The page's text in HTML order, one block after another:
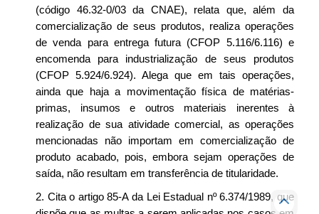
(código 46.32-0/03 da CNAE), relata que, além da
comercialização de seus produtos, realiza operações
de venda para entrega futura (CFOP 5.116/6.116) e
encomenda para industrialização de seus produtos
(CFOP 5.924/6.924). Alega que em tais operações,
ainda que haja a movimentação física de matérias-
primas, insumos e outros materiais inerentes à
realização de sua atividade comercial, as operações
mencionadas não importam em comercialização de
produto acabado, pois, embora sejam operações de
saída, não resultam em transferência de titularidade.
2. Cita o artigo 85-A da Lei Estadual nº 6.374/1989, que